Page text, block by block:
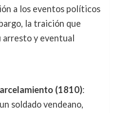
a los eventos políticos
la traición que
y eventual
(1810):
soldado vendeano,